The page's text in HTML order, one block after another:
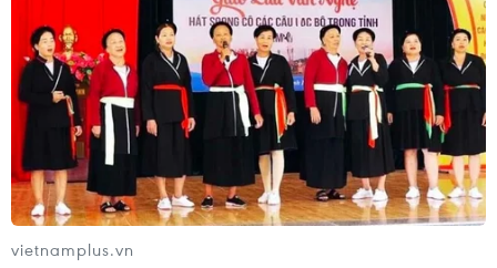
vietnamplus.vn